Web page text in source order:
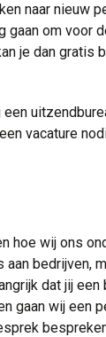
naar nieuw
gaan om voor
je dan gratis
vacature
hoe wij ons
bedrijven,
dat jij een
gaan wij een